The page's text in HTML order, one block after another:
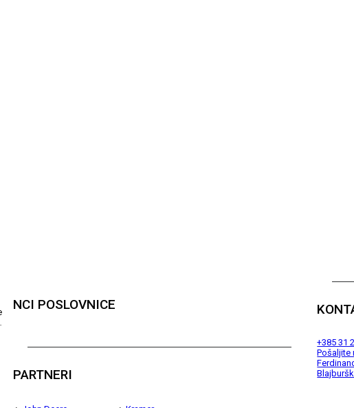
NCI POSLOVNICE
PARTNERI
+385 31
Pošaljite